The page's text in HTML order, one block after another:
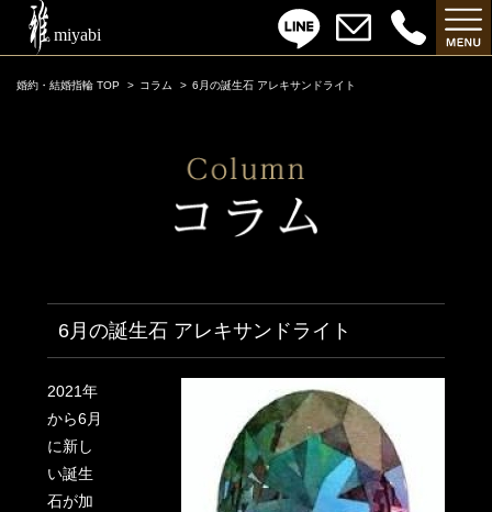
婚約・結婚指輪 TOP コラム 6月の誕生石 アレキサンドライト
6月の誕生石 アレキサンドライト
2021年
から6月
に新し
い誕生
石が加